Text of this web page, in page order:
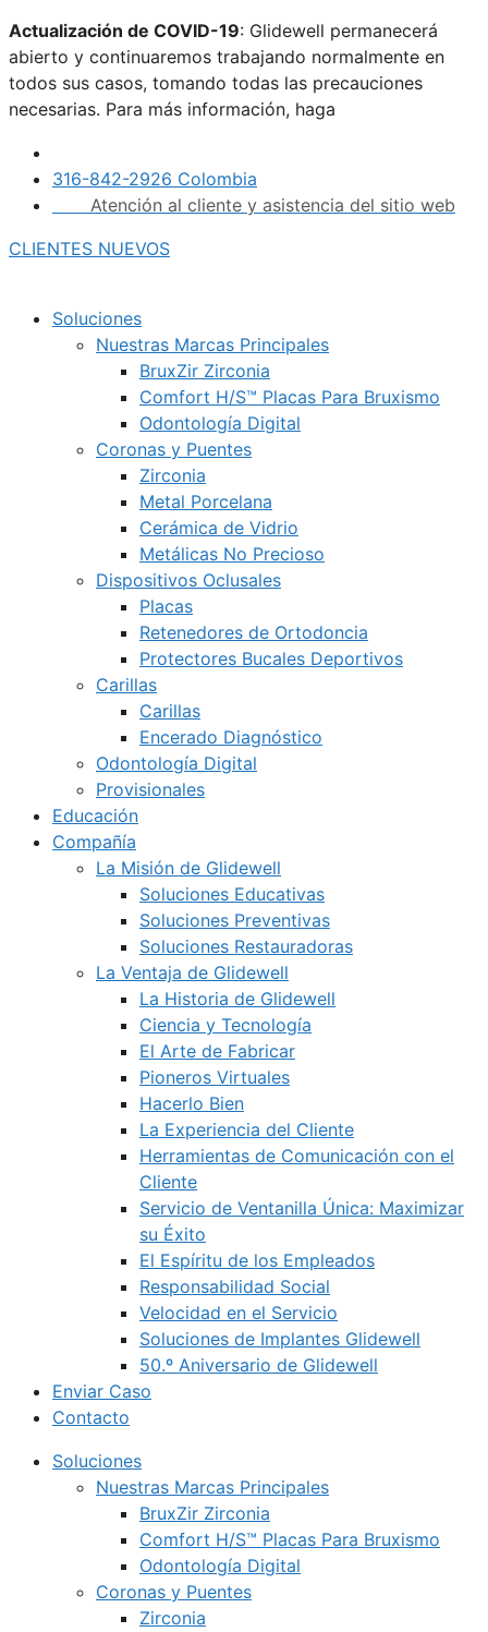
Saltar
al
contenido
Actualización de COVID-19: Glidewell permanecerá
abierto y continuaremos trabajando normalmente en
todos sus casos, tomando todas las precauciones
necesarias. Para más información, haga
316-842-2926 Colombia
Atención al cliente y asistencia del sitio web
CLIENTES NUEVOS
Soluciones
Nuestras Marcas Principales
BruxZir Zirconia
Comfort H/S™ Placas Para Bruxismo
Odontología Digital
Coronas y Puentes
Zirconia
Metal Porcelana
Cerámica de Vidrio
Metálicas No Precioso
Dispositivos Oclusales
Placas
Retenedores de Ortodoncia
Protectores Bucales Deportivos
Carillas
Carillas
Encerado Diagnóstico
Odontología Digital
Provisionales
Educación
Compañía
La Misión de Glidewell
Soluciones Educativas
Soluciones Preventivas
Soluciones Restauradoras
La Ventaja de Glidewell
La Historia de Glidewell
Ciencia y Tecnología
El Arte de Fabricar
Pioneros Virtuales
Hacerlo Bien
La Experiencia del Cliente
Herramientas de Comunicación con el
Cliente
Servicio de Ventanilla Única: Maximizar
su Éxito
El Espíritu de los Empleados
Responsabilidad Social
Velocidad en el Servicio
Soluciones de Implantes Glidewell
50.º Aniversario de Glidewell
Enviar Caso
Contacto
Soluciones
Nuestras Marcas Principales
BruxZir Zirconia
Comfort H/S™ Placas Para Bruxismo
Odontología Digital
Coronas y Puentes
Zirconia